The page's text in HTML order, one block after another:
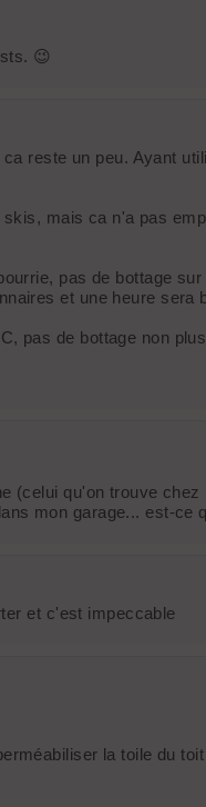
😉
reste un peu. Ayant
mais ca n'a pas
pas de bottage
et une heure sera
pas de bottage non
(celui qu'on trouve
mon garage... est-ce
et c'est impeccable
la toile du